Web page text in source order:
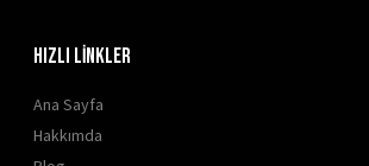
HIZLI LİNKLER
Ana Sayfa
Hakkımda